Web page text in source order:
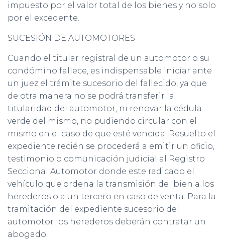
impuesto por el valor total de los bienes y no solo
por el excedente.
SUCESIÓN DE AUTOMOTORES
Cuando el titular registral de un automotor o su
condómino fallece, es indispensable iniciar ante
un juez el trámite sucesorio del fallecido, ya que
de otra manera no se podrá transferir la
titularidad del automotor, ni renovar la cédula
verde del mismo, no pudiendo circular con el
mismo en el caso de que esté vencida. Resuelto el
expediente recién se procederá a emitir un oficio,
testimonio o comunicación judicial al Registro
Seccional Automotor donde este radicado el
vehículo que ordena la transmisión del bien a los
herederos o a un tercero en caso de venta. Para la
tramitación del expediente sucesorio del
automotor los herederos deberán contratar un
abogado.